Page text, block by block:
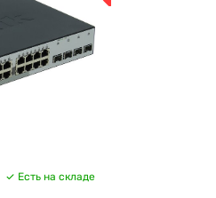
Есть на складе